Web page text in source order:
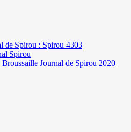
de Spirou : Spirou 4303
Spirou
Broussaille Journal de Spirou 2020